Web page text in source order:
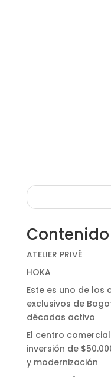
ATELIER PRIVÊ
HOKA
Este es uno de los
exclusivos de
décadas activo
El centro
inversión de
y modernización